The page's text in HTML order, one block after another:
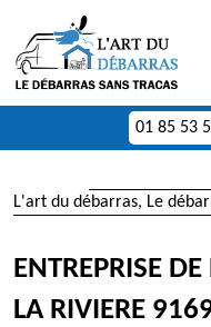
01 85 53
L'art du débarras, Le
ENTREPRISE
LA RIVIERE